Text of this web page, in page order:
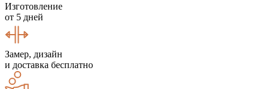
Изготовление
от 5 дней
Замер, дизайн
и доставка бесплатно